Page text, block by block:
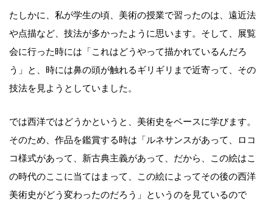
たしかに、私が学生の頃、美術の授業で習ったのは、遠近法
や点描など、技法が多かったように思います。そして、展覧
会に行った時には「これはどうやって描かれているんだろ
う」と、時には鼻の頭が触れるギリギリまで近寄って、その
技法を見ようとしていました。
では西洋ではどうかというと、美術史をベースに学びます。
そのため、作品を鑑賞する時は「ルネサンスがあって、ロコ
コ様式があって、新古典主義があって、だから、この絵はこ
の時代のここに当てはまって、この絵によってその後の西洋
美術史がどう変わったのだろう」というのを見ているので